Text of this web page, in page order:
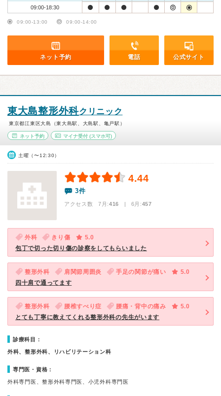
09:00-18:30
09:00-13:00 09:00-14:00
ネット予約 電話 公式サイト
東大島整形外科クリニック
東京都江東区大島（東大島駅、大島駅、亀戸駅）
ネット予約 マイナ受付(スマホ可)
土曜（〜12:30）
4.44
3件
アクセス数 7月:416 | 6月:457
外科 きり傷
5.0
包丁で切った切り傷の診察をしてもらいました
整形外科 肩関節周囲炎 手足の関節が痛い
5.0
四十肩で通ってます
整形外科 腰椎すべり症 腰痛・背中の痛み
5.0
とても丁寧に教えてくれる整形外科の先生がいます
診療科目：
外科、整形外科、リハビリテーション科
専門医・資格：
外科専門医、整形外科専門医、小児外科専門医